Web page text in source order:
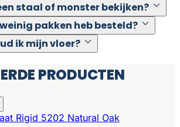
staal of monster bekijken?
pakken heb besteld?
ik mijn vloer?
PRODUCTEN